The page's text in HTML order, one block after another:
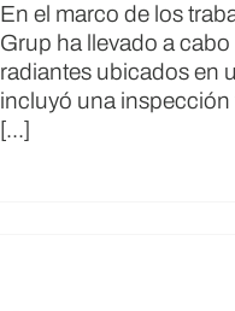
En el marco de los
Grup ha llevado a
radiantes ubicados en
incluyó una inspección
[...]